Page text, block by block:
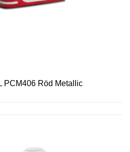
PCM406 Röd Metallic